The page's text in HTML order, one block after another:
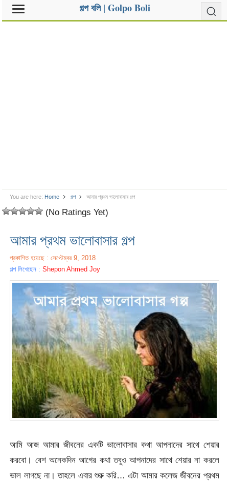
গল্প বলি | Golpo Boli
You are here: Home গল্প আমার প্রথম ভালোবাসার গল্প
(No Ratings Yet)
আমার প্রথম ভালোবাসার গল্প
প্রকাশিত হয়েছে : সেপ্টেম্বর 9, 2018
গল্প লিখেছেন :Shepon Ahmed Joy
আমি আজ আমার জীবনের একটি ভালোবাসার কথা আপনাদের সাথে শেয়ার
করবো। বেশ অনেকদিন আগের কথা তবুও আপনাদের সাথে শেয়ার না করলে
ভাল লাগছে না। তাহলে এবার শুরু করি… এটা আমার কলেজ জীবনের প্রথম